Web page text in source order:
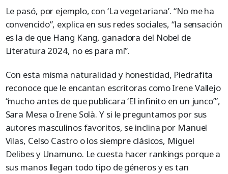
Le pasó, por ejemplo, con ‘La vegetariana’. “No me ha
convencido”, explica en sus redes sociales, “la sensación
es la de que Hang Kang, ganadora del Nobel de
Literatura 2024, no es para mí”.
Con esta misma naturalidad y honestidad, Piedrafita
reconoce que le encantan escritoras como Irene Vallejo
“mucho antes de que publicara ‘El infinito en un junco’”,
Sara Mesa o Irene Solà. Y si le preguntamos por sus
autores masculinos favoritos, se inclina por Manuel
Vilas, Celso Castro o los siempre clásicos, Miguel
Delibes y Unamuno. Le cuesta hacer rankings porque a
sus manos llegan todo tipo de géneros y es tan